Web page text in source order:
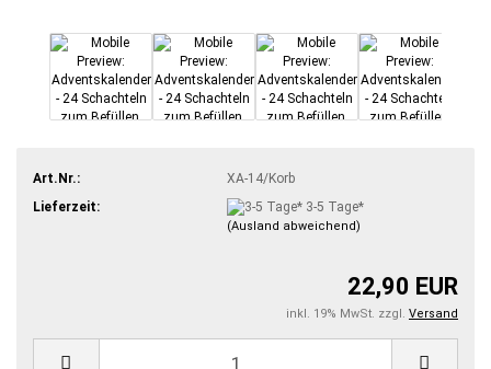
Art.Nr.:
XA-14/Korb
Lieferzeit:
3-5 Tage*
(Ausland abweichend)
22,90 EUR
inkl. 19% MwSt. zzgl. Versand